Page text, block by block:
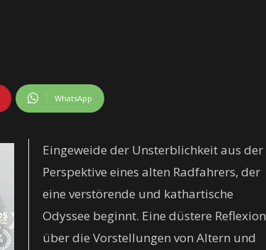
WhatsApp
Eingeweide der Unsterblichkeit aus der
Perspektive eines alten Radfahrers, der
eine verstörende und kathartische
Odyssee beginnt. Eine düstere Reflexion
über die Vorstellungen von Altern und